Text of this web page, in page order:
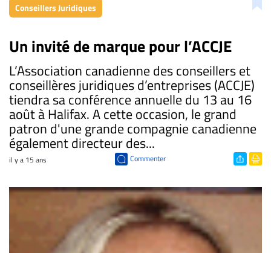
Conseillers Juridiques
Un invité de marque pour l’ACCJE
L’Association canadienne des conseillers et
conseillères juridiques d’entreprises (ACCJE)
tiendra sa conférence annuelle du 13 au 16
août à Halifax. A cette occasion, le grand
patron d'une grande compagnie canadienne
également directeur des...
il y a 15 ans Commenter